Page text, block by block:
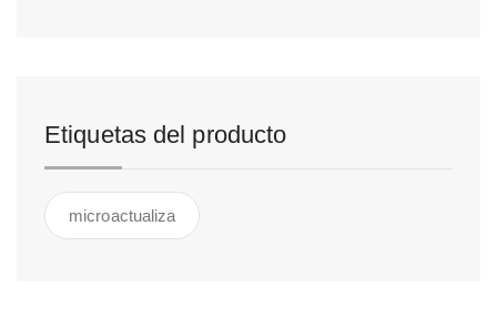
Etiquetas del producto
microactualiza